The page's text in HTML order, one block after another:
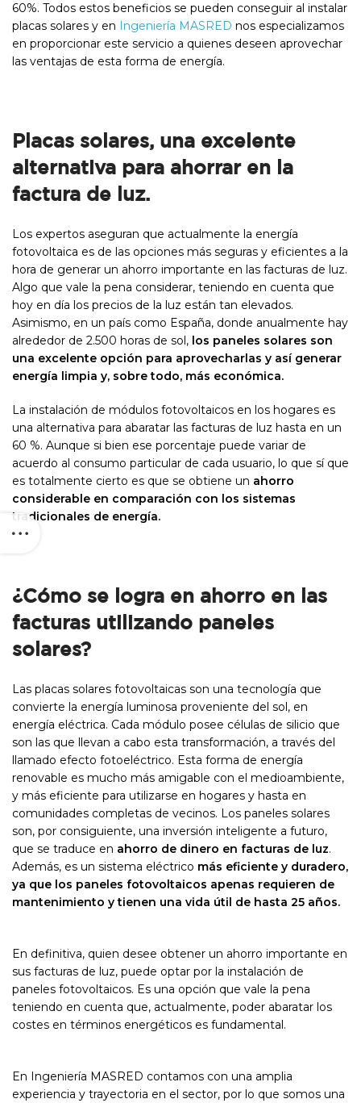
60%. Todos estos beneficios se pueden conseguir al instalar
placas solares y en Ingeniería MASRED nos especializamos
en proporcionar este servicio a quienes deseen aprovechar
las ventajas de esta forma de energía.
Placas solares, una excelente
alternativa para ahorrar en la
factura de luz.
Los expertos aseguran que actualmente la energía
fotovoltaica es de las opciones más seguras y eficientes a la
hora de generar un ahorro importante en las facturas de luz.
Algo que vale la pena considerar, teniendo en cuenta que
hoy en día los precios de la luz están tan elevados.
Asimismo, en un país como España, donde anualmente hay
alrededor de 2.500 horas de sol, los paneles solares son
una excelente opción para aprovecharlas y así generar
energía limpia y, sobre todo, más económica.
La instalación de módulos fotovoltaicos en los hogares es
una alternativa para abaratar las facturas de luz hasta en un
60 %. Aunque si bien ese porcentaje puede variar de
acuerdo al consumo particular de cada usuario, lo que sí que
es totalmente cierto es que se obtiene un ahorro
considerable en comparación con los sistemas
tradicionales de energía.
¿Cómo se logra en ahorro en las
facturas utilizando paneles
solares?
Las placas solares fotovoltaicas son una tecnología que
convierte la energía luminosa proveniente del sol, en
energía eléctrica. Cada módulo posee células de silicio que
son las que llevan a cabo esta transformación, a través del
llamado efecto fotoeléctrico. Esta forma de energía
renovable es mucho más amigable con el medioambiente,
y más eficiente para utilizarse en hogares y hasta en
comunidades completas de vecinos. Los paneles solares
son, por consiguiente, una inversión inteligente a futuro,
que se traduce en ahorro de dinero en facturas de luz.
Además, es un sistema eléctrico más eficiente y duradero,
ya que los paneles fotovoltaicos apenas requieren de
mantenimiento y tienen una vida útil de hasta 25 años.
En definitiva, quien desee obtener un ahorro importante en
sus facturas de luz, puede optar por la instalación de
paneles fotovoltaicos. Es una opción que vale la pena
teniendo en cuenta que, actualmente, poder abaratar los
costes en términos energéticos es fundamental.
En Ingeniería MASRED contamos con una amplia
experiencia y trayectoria en el sector, por lo que somos una